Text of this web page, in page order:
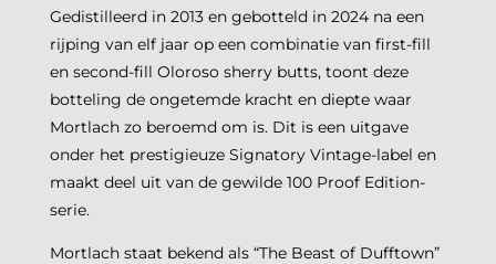
Gedistilleerd in 2013 en gebotteld in 2024 na een
rijping van elf jaar op een combinatie van first-fill
en second-fill Oloroso sherry butts, toont deze
botteling de ongetemde kracht en diepte waar
Mortlach zo beroemd om is. Dit is een uitgave
onder het prestigieuze Signatory Vintage-label en
maakt deel uit van de gewilde 100 Proof Edition-
serie.
Mortlach staat bekend als “The Beast of Dufftown”